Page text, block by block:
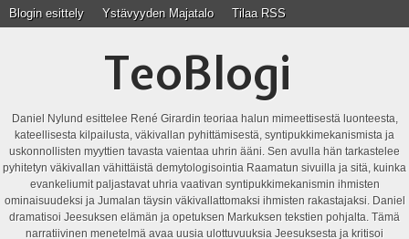
Blogin esittely Ystävyyden Majatalo Tilaa RSS
TeoBlogi
Daniel Nylund esittelee René Girardin teoriaa halun mimeettisestä luonteesta,
kateellisesta kilpailusta, väkivallan pyhittämisestä, syntipukkimekanismista ja
uskonnollisten myyttien tavasta vaientaa uhrin ääni. Sen avulla hän tarkastelee
pyhitetyn väkivallan vähittäistä demytologisointia Raamatun sivuilla ja sitä, kuinka
evankeliumit paljastavat uhria vaativan syntipukkimekanismin ihmisten
ominaisuudeksi ja Jumalan täysin väkivallattomaksi ihmisten rakastajaksi. Daniel
dramatisoi Jeesuksen elämän ja opetuksen Markuksen tekstien pohjalta. Tämä
narratiivinen menetelmä avaa uusia ulottuvuuksia Jeesuksesta ja kritisoi